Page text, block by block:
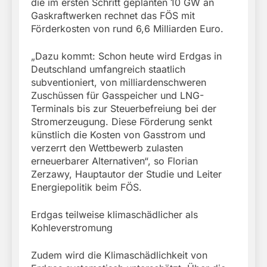
die im ersten Schritt geplanten 10 GW an
Gaskraftwerken rechnet das FÖS mit
Förderkosten von rund 6,6 Milliarden Euro.
„Dazu kommt: Schon heute wird Erdgas in
Deutschland umfangreich staatlich
subventioniert, von milliardenschweren
Zuschüssen für Gasspeicher und LNG-
Terminals bis zur Steuerbefreiung bei der
Stromerzeugung. Diese Förderung senkt
künstlich die Kosten von Gasstrom und
verzerrt den Wettbewerb zulasten
erneuerbarer Alternativen“, so Florian
Zerzawy, Hauptautor der Studie und Leiter
Energiepolitik beim FÖS.
Erdgas teilweise klimaschädlicher als
Kohleverstromung
Zudem wird die Klimaschädlichkeit von